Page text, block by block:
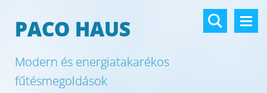
PACO HAUS
Modern és energiatakarékos
fűtésmegoldások